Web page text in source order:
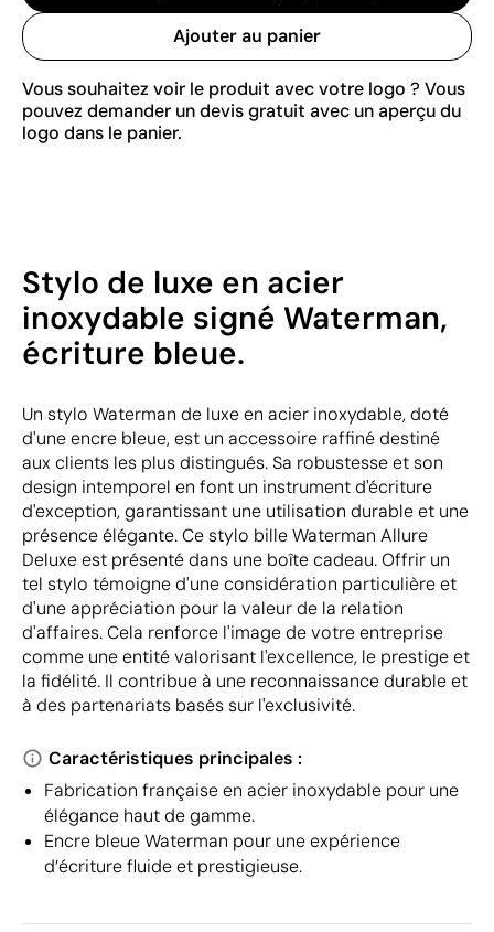
Ajouter au panier
Vous souhaitez voir le produit avec votre logo ? Vous
pouvez demander un devis gratuit avec un aperçu du
logo dans le panier.
Stylo de luxe en acier
inoxydable signé Waterman,
écriture bleue.
Un stylo Waterman de luxe en acier inoxydable, doté
d'une encre bleue, est un accessoire raffiné destiné
aux clients les plus distingués. Sa robustesse et son
design intemporel en font un instrument d'écriture
d'exception, garantissant une utilisation durable et une
présence élégante. Ce stylo bille Waterman Allure
Deluxe est présenté dans une boîte cadeau. Offrir un
tel stylo témoigne d'une considération particulière et
d'une appréciation pour la valeur de la relation
d'affaires. Cela renforce l'image de votre entreprise
comme une entité valorisant l'excellence, le prestige et
la fidélité. Il contribue à une reconnaissance durable et
à des partenariats basés sur l'exclusivité.
Caractéristiques principales :
Fabrication française en acier inoxydable pour une
élégance haut de gamme.
Encre bleue Waterman pour une expérience
d’écriture fluide et prestigieuse.